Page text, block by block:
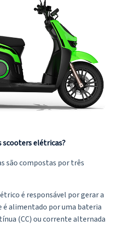
scooters elétricas?
são compostas por três
é responsável por gerar a
é alimentado por uma bateria
(CC) ou corrente alternada